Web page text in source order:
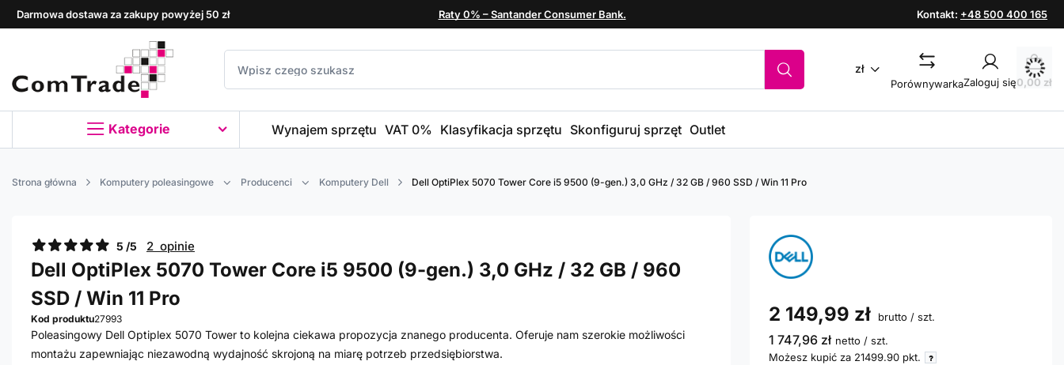
Darmowa dostawa za zakupy powyżej 50 zł Raty 0% – Santander Consumer Bank. Kontakt: +48 500 400 165
zł
PorównywarkaZaloguj się0,00 zł
Kategorie Wynajem sprzętu VAT 0% Klasyfikacja sprzętu Skonfiguruj sprzęt Outlet
Strona główna Komputery poleasingowe Producenci Komputery Dell Dell OptiPlex 5070 Tower Core i5 9500 (9-gen.) 3,0 GHz / 32 GB / 960 SSD / Win 11 Pro
5 /5 2 opinie
Dell OptiPlex 5070 Tower Core i5 9500 (9-gen.) 3,0 GHz / 32 GB / 960
SSD / Win 11 Pro
Kod produktu27993
Poleasingowy Dell Optiplex 5070 Tower to kolejna ciekawa propozycja znanego producenta. Oferuje nam szerokie możliwości
montażu zapewniając niezawodną wydajność skrojoną na miarę potrzeb przedsiębiorstwa.
2 149,99 zł brutto / szt.
1 747,96 zł netto / szt.
Możesz kupić za 21499.90 pkt.